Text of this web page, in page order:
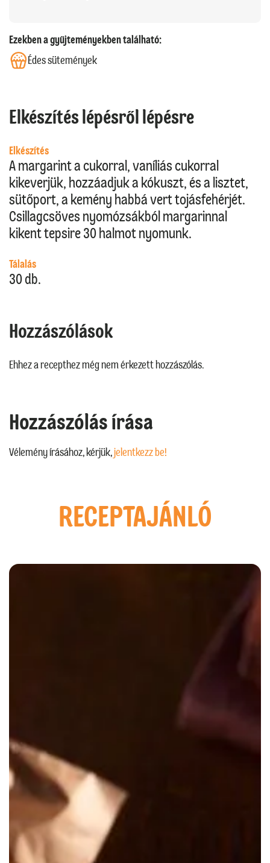
Ezekben a gyűjteményekben található:
Édes sütemények
Elkészítés lépésről lépésre
Elkészítés
A margarint a cukorral, vaníliás cukorral
kikeverjük, hozzáadjuk a kókuszt, és a lisztet,
sütőport, a kemény habbá vert tojásfehérjét.
Csillagcsöves nyomózsákból margarinnal
kikent tepsire 30 halmot nyomunk.
Tálalás
30 db.
Hozzászólások
Ehhez a recepthez még nem érkezett hozzászólás.
Hozzászólás írása
Vélemény írásához, kérjük,jelentkezz be!
RECEPTAJÁNLÓ